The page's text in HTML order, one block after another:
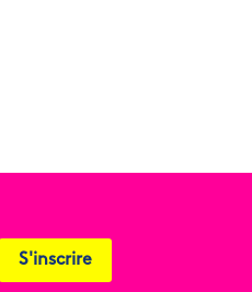
S'inscrire